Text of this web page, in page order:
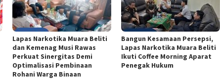
Lapas Narkotika Muara Beliti
dan Kemenag Musi Rawas
Perkuat Sinergitas Demi
Optimalisasi Pembinaan
Rohani Warga Binaan
Bangun Kesamaan Persepsi,
Lapas Narkotika Muara Beliti
Ikuti Coffee Morning Aparat
Penegak Hukum